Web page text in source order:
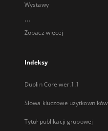
Wystawy
...
Zobacz więcej
Indeksy
Dublin Core wer.1.1
Słowa kluczowe użytkowników
Tytuł publikacji grupowej